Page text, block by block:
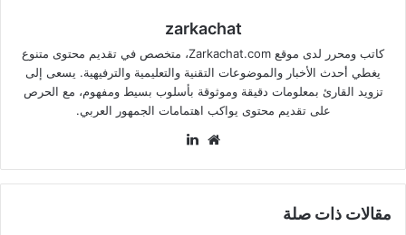
zarkachat
كاتب ومحرر لدى موقع Zarkachat.com، متخصص في تقديم محتوى متنوع
يغطي أحدث الأخبار والموضوعات التقنية والتعليمية والترفيهية. يسعى إلى
تزويد القارئ بمعلومات دقيقة وموثوقة بأسلوب بسيط ومفهوم، مع الحرص
على تقديم محتوى يواكب اهتمامات الجمهور العربي.
موقع
مقالات ذات صلة